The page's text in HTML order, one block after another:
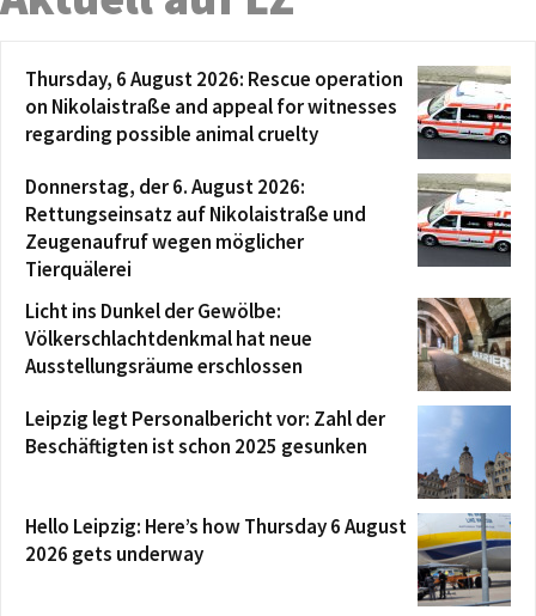
Thursday, 6 August 2026: Rescue operation
on Nikolaistraße and appeal for witnesses
regarding possible animal cruelty
Donnerstag, der 6. August 2026:
Rettungseinsatz auf Nikolaistraße und
Zeugenaufruf wegen möglicher
Tierquälerei
Licht ins Dunkel der Gewölbe:
Völkerschlachtdenkmal hat neue
Ausstellungsräume erschlossen
Leipzig legt Personalbericht vor: Zahl der
Beschäftigten ist schon 2025 gesunken
Hello Leipzig: Here’s how Thursday 6 August
2026 gets underway